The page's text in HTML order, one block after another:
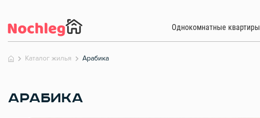
Однокомнатные квартиры
Каталог жилья Арабика
АРАБИКА